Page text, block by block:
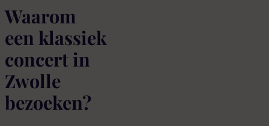
Waarom
een klassiek
concert in
Zwolle
bezoeken?